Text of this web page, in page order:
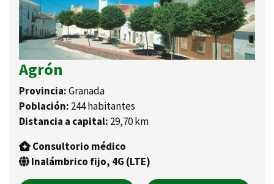
Agrón
Provincia:Granada
Población: 244 habitantes
Distancia a capital: 29,70 km
Consultorio médico
Inalámbrico fijo, 4G (LTE)